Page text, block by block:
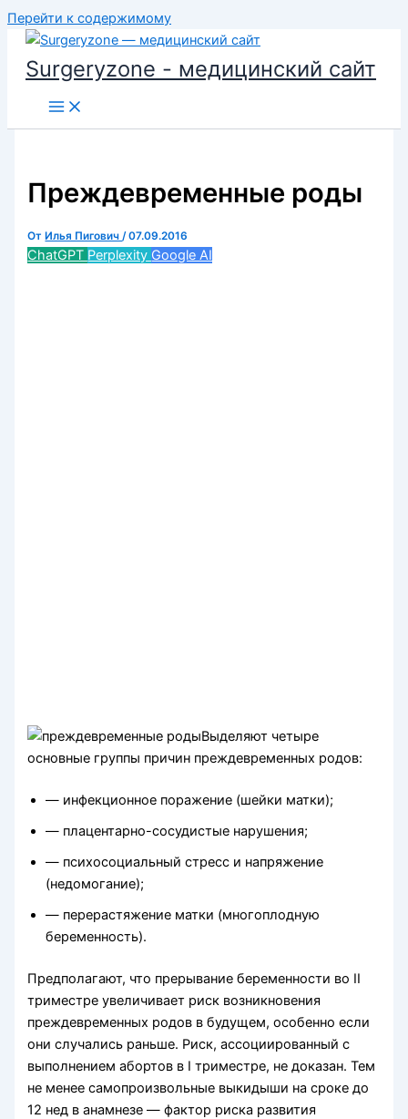
Перейти к содержимому
Surgeryzone - медицинский сайт
Преждевременные роды
От Илья Пигович/07.09.2016
ChatGPT Perplexity Google AI
Выделяют четыре
основные группы причин преждевременных родов:
— инфекционное поражение (шейки матки);
— плацентарно-сосудистые нарушения;
— психосоциальный стресс и напряжение
(недомогание);
— перерастяжение матки (многоплодную
беременность).
Предполагают, что прерывание беременности во II
триместре увеличивает риск возникновения
преждевременных родов в будущем, особенно если
они случались раньше. Риск, ассоциированный с
выполнением абортов в I триместре, не доказан. Тем
не менее самопроизвольные выкидыши на сроке до
12 нед в анамнезе — фактор риска развития